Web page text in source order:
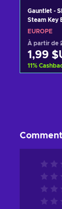
Gauntlet -
Steam Key
EUROPE
À partir de
1,99
11%